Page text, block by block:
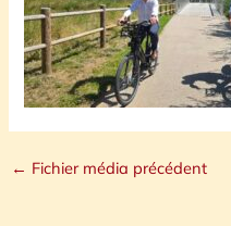
← Fichier média précédent